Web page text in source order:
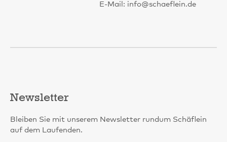
E-Mail: info@schaeflein.de
Newsletter
Bleiben Sie mit unserem Newsletter rundum Schäflein
auf dem Laufenden.